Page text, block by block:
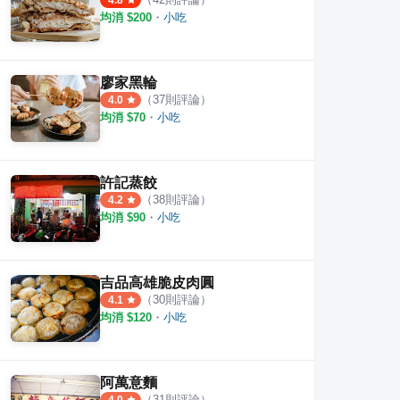
均消 $200 ・ 小吃
廖家黑輪
4.0 （37則評論）
均消 $70 ・ 小吃
許記蒸餃
4.2 （38則評論）
均消 $90 ・ 小吃
吉品高雄脆皮肉圓
4.1 （30則評論）
均消 $120 ・ 小吃
阿萬意麵